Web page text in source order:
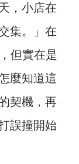
，小店在
集。」在
但實在是
麼知道這
契機，再
誤撞開始